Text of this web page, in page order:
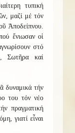
τυπική
μαζί μέ τόν
Ἀποδείπνου.
ἔνιωσαν οἱ
στό
Σωτῆρα καί
δυναμικά τήν
του τόν νέο
πραγματική
γιατί εἶναι